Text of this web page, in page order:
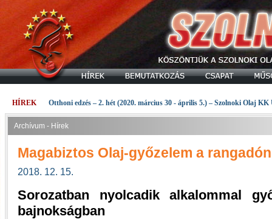
HÍREK Otthoni edzés – 2. hét (2020. március 30 - április 5.) – Szolnoki Olaj KK
Archívum - Hírek
Magabiztos Olaj-győzelem a rangadón
2018. 12. 15.
Sorozatban nyolcadik alkalommal
bajnokságban